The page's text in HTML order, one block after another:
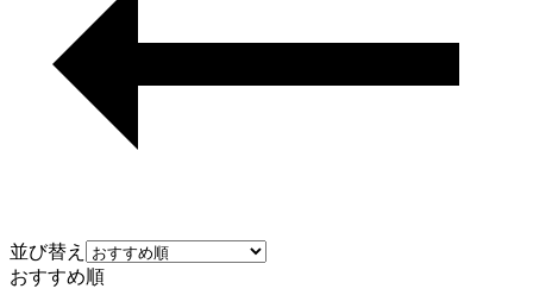
並び替え
おすすめ順